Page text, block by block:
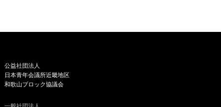
公益社団法人
日本青年会議所近畿地区
和歌山ブロック協議会